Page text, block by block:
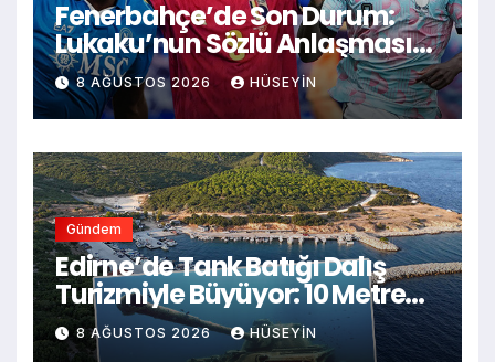
Fenerbahçe’de Son Durum:
Lukaku’nun Sözlü Anlaşması
ve Transfer Pazarının
Alevlenen Sezonu
8 AĞUSTOS 2026 HÜSEYIN
Gündem
Edirne’de Tank Batığı Dalış
Turizmiyle Büyüyor: 10 Metre
Derinlikte Yeni Bir Cazibe
8 AĞUSTOS 2026 HÜSEYIN